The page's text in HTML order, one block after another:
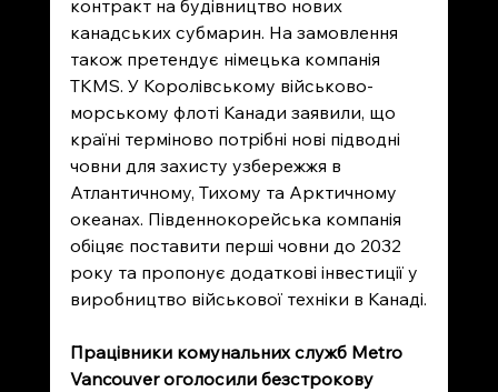
контракт на будівництво нових
канадських субмарин. На замовлення
також претендує німецька компанія
TKMS. У Королівському військово-
морському флоті Канади заявили, що
країні терміново потрібні нові підводні
човни для захисту узбережжя в
Атлантичному, Тихому та Арктичному
океанах. Південнокорейська компанія
обіцяє поставити перші човни до 2032
року та пропонує додаткові інвестиції у
виробництво військової техніки в Канаді.
Працівники комунальних служб Metro
Vancouver оголосили безстрокову